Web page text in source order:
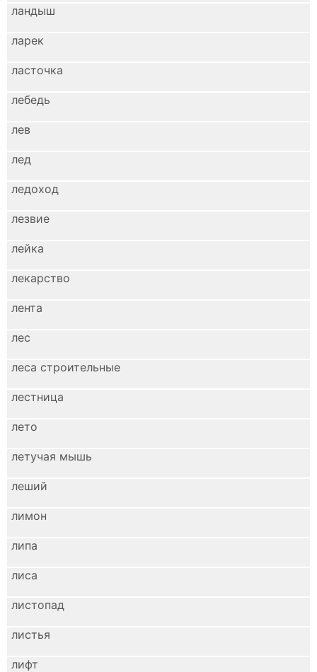
ландыш
ларек
ласточка
лебедь
лев
лед
ледоход
лезвие
лейка
лекарство
лента
лес
леса строительные
лестница
лето
летучая мышь
леший
лимон
липа
лиса
листопад
листья
лифт